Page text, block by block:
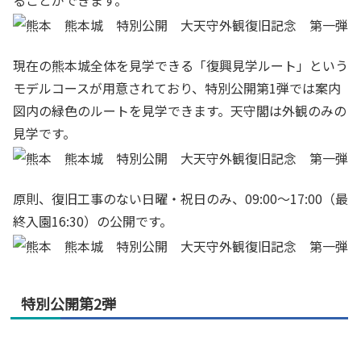
現在の熊本城全体を見学できる「復興見学ルート」という
モデルコースが用意されており、特別公開第1弾では案内
図内の緑色のルートを見学できます。天守閣は外観のみの
見学です。
原則、復旧工事のない日曜・祝日のみ、09:00～17:00（最
終入園16:30）の公開です。
特別公開第2弾